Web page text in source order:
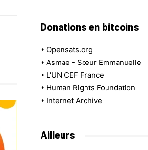
Donations en bitcoins
• Opensats.org
• Asmae - Sœur Emmanuelle
• L'UNICEF France
• Human Rights Foundation
• Internet Archive
Ailleurs